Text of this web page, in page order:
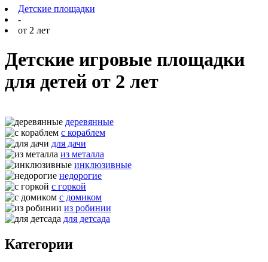
Детские площадки
-
от 2 лет
Детские игровые площадки
для детей от 2 лет
деревянные
с кораблем
для дачи
из металла
инклюзивные
недорогие
с горкой
с домиком
из робинии
для детсада
Категории